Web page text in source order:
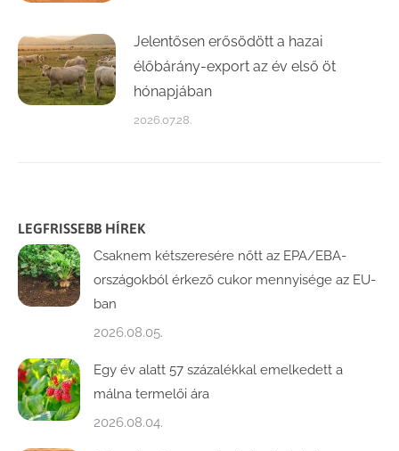
Jelentősen erősödött a hazai
élőbárány-export az év első öt
hónapjában
2026.07.28.
LEGFRISSEBB HÍREK
Csaknem kétszeresére nőtt az EPA/EBA-
országokból érkező cukor mennyisége az EU-
ban
2026.08.05.
Egy év alatt 57 százalékkal emelkedett a
málna termelői ára
2026.08.04.